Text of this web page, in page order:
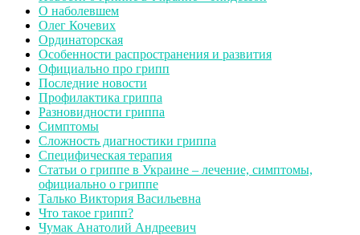
О наболевшем
Олег Кочевих
Ординаторская
Особенности распространения и развития
Официально про грипп
Последние новости
Профилактика гриппа
Разновидности гриппа
Симптомы
Сложность диагностики гриппа
Специфическая терапия
Статьи о гриппе в Украине – лечение, симптомы,
официально о гриппе
Талько Виктория Васильевна
Что такое грипп?
Чумак Анатолий Андреевич